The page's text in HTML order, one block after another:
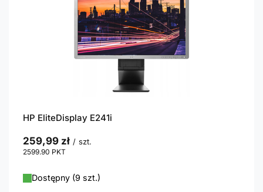
HP EliteDisplay E241i
259,99 zł / szt.
2599.90 PKT
Dostępny (9 szt.)